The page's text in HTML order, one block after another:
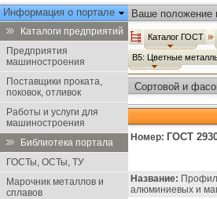
Информация о портале
Каталоги предприятий
Предприятия
машиностроения
Поставщики проката,
поковок, отливок
Работы и услуги для
машиностроения
Библиотека портала
ГОСТы, ОСТы, ТУ
Марочник металлов и
сплавов
Ваше положение
Каталог ГОСТ
В5: Цветные
Сортовой и
Номер: ГОСТ
Название:
алюминиевых и